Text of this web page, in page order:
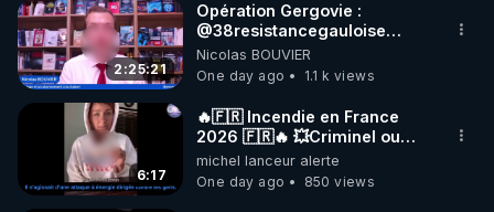
2:25:21
Opération Gergovie :
‪@38resistancegauloise‬
‪@MarionSigautOfficiel‬
‪@gladysriifard5710‬ Laëtitia
Nicolas BOUVIER
One day ago
1.1 k views
6:17
🔥🇫🇷 Incendie en France
2026 🇫🇷🔥 💥Criminel ou
coincidence naturelle?💥
@NostraDamoucho
michel lanceur alerte
One day ago
850 views